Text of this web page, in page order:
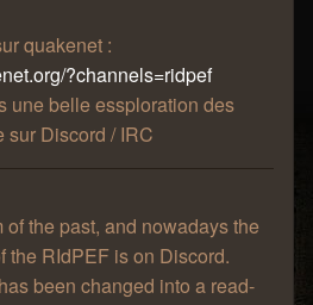
quakenet :
?channels=ridpef
une belle essploration des
sur Discord / IRC
the past, and nowadays the
the RIdPEF is on Discord.
been changed into a read-